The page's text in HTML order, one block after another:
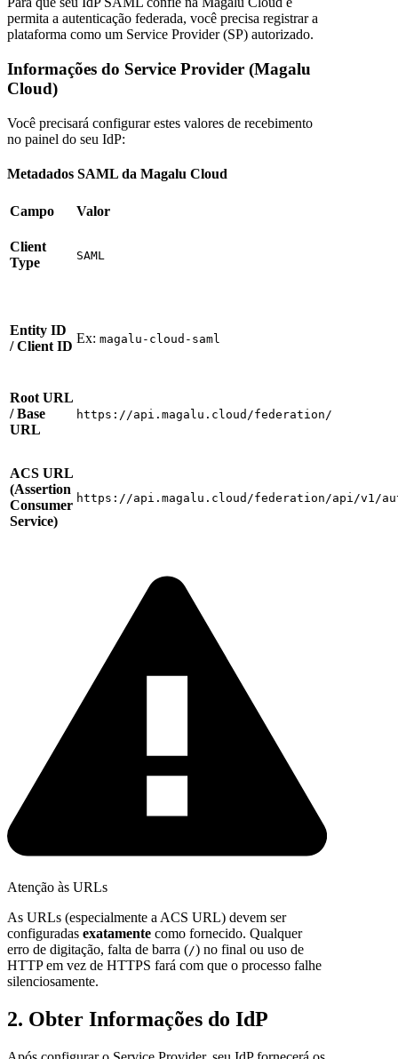
permita a autenticação federada, você precisa registrar a
plataforma como um Service Provider (SP) autorizado.
Informações do Service Provider (Magalu
Cloud)
Você precisará configurar estes valores de recebimento
no painel do seu IdP:
Metadados SAML da Magalu Cloud
Campo Valor
Client
Type
SAML
Entity ID
/ Client ID
Ex: magalu-cloud-saml
Root URL
/ Base
URL
https://api.magalu.cloud/federation/
ACS URL
(Assertion
Consumer
Service)
https://api.magalu.cloud/federation/api/v1/
Atenção às URLs
As URLs (especialmente a ACS URL) devem ser
configuradas exatamente como fornecido. Qualquer
erro de digitação, falta de barra (/) no final ou uso de
HTTP em vez de HTTPS fará com que o processo falhe
silenciosamente.
2. Obter Informações do IdP